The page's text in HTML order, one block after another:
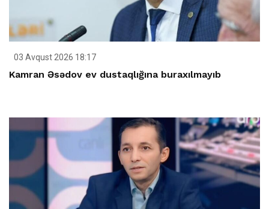
03 Avqust 2026 18:17
Kamran Əsədov ev dustaqlığına buraxılmayıb